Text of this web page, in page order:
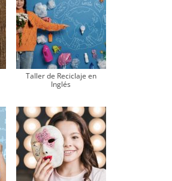
Taller de Reciclaje en
Inglés